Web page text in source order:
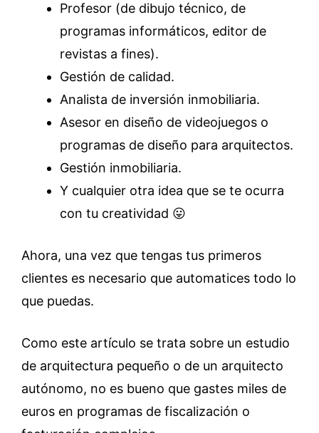
Profesor (de dibujo técnico, de
programas informáticos, editor de
revistas a fines).
Gestión de calidad.
Analista de inversión inmobiliaria.
Asesor en diseño de videojuegos o
programas de diseño para arquitectos.
Gestión inmobiliaria.
Y cualquier otra idea que se te ocurra
con tu creatividad 😛
Ahora, una vez que tengas tus primeros
clientes es necesario que automatices todo lo
que puedas.
Como este artículo se trata sobre un estudio
de arquitectura pequeño o de un arquitecto
autónomo, no es bueno que gastes miles de
euros en programas de fiscalización o